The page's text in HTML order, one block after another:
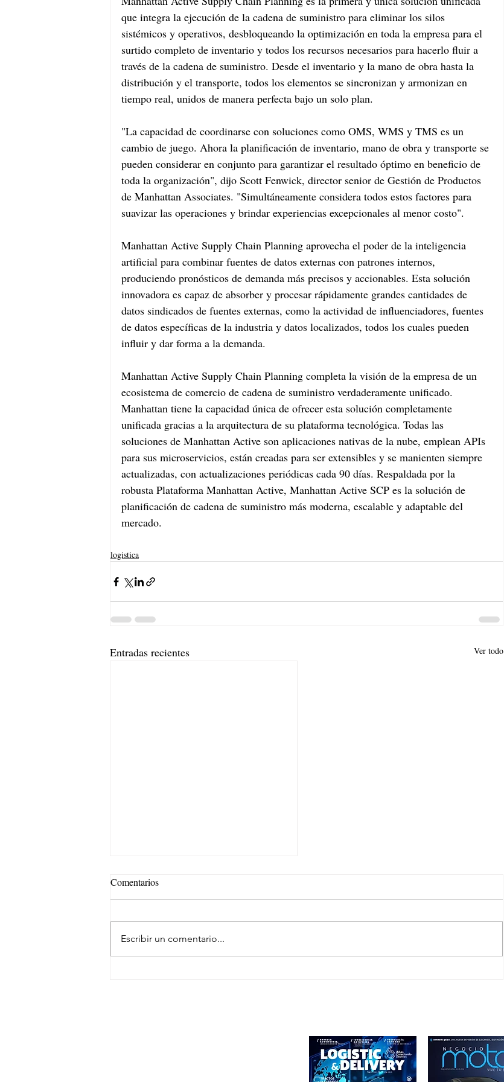
que integra la ejecución de la cadena de suministro para eliminar los silos
sistémicos y operativos, desbloqueando la optimización en toda la empresa para el
surtido completo de inventario y todos los recursos necesarios para hacerlo fluir a
través de la cadena de suministro. Desde el inventario y la mano de obra hasta la
distribución y el transporte, todos los elementos se sincronizan y armonizan en
tiempo real, unidos de manera perfecta bajo un solo plan.
"La capacidad de coordinarse con soluciones como OMS, WMS y TMS es un
cambio de juego. Ahora la planificación de inventario, mano de obra y transporte se
pueden considerar en conjunto para garantizar el resultado óptimo en beneficio de
toda la organización", dijo Scott Fenwick, director senior de Gestión de Productos
de Manhattan Associates. "Simultáneamente considera todos estos factores para
suavizar las operaciones y brindar experiencias excepcionales al menor costo".
Manhattan Active Supply Chain Planning aprovecha el poder de la inteligencia
artificial para combinar fuentes de datos externas con patrones internos,
produciendo pronósticos de demanda más precisos y accionables. Esta solución
innovadora es capaz de absorber y procesar rápidamente grandes cantidades de
datos sindicados de fuentes externas, como la actividad de influenciadores, fuentes
de datos específicas de la industria y datos localizados, todos los cuales pueden
influir y dar forma a la demanda.
Manhattan Active Supply Chain Planning completa la visión de la empresa de un
ecosistema de comercio de cadena de suministro verdaderamente unificado.
Manhattan tiene la capacidad única de ofrecer esta solución completamente
unificada gracias a la arquitectura de su plataforma tecnológica. Todas las
soluciones de Manhattan Active son aplicaciones nativas de la nube, emplean APIs
para sus microservicios, están creadas para ser extensibles y se manienten siempre
actualizadas, con actualizaciones periódicas cada 90 días. Respaldada por la
robusta Plataforma Manhattan Active, Manhattan Active SCP es la solución de
planificación de cadena de suministro más moderna, escalable y adaptable del
mercado.
logistica
Entradas recientes Ver todo
Comentarios
Escribir un comentario...